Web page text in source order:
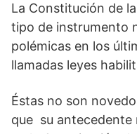
w
i
t
t
e
r
e
o
o
k
La Constitución de
tipo de instrumento
polémicas en los
llamadas leyes
Éstas no son
que su antecedente